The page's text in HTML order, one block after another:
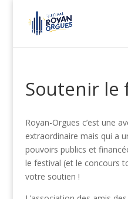
Soutenir le
Royan-Orgues c’est une
extraordinaire mais qui a
pouvoirs publics et
le festival (et le concours
votre soutien !